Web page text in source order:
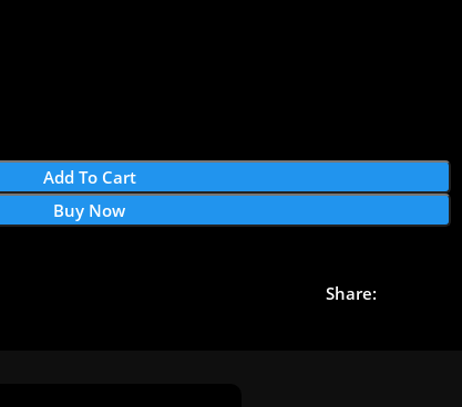
Add To Cart
Buy Now
Share: